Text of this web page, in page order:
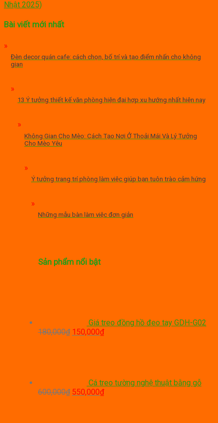
Nhật 2025)
Bài viết mới nhất
Đèn decor quán cafe: cách chọn, bố trí và tạo điểm nhấn cho không
gian
13 Ý tưởng thiết kế văn phòng hiện đại hợp xu hướng nhất hiện nay
Không Gian Cho Mèo: Cách Tạo Nơi Ở Thoải Mái Và Lý Tưởng
Cho Mèo Yêu
Ý tưởng trang trí phòng làm việc giúp bạn tuôn trào cảm hứng
Những mẫu bàn làm việc đơn giản
Sản phẩm nổi bật
Giá treo đồng hồ đeo tay GDH-G02
180,000₫ Giá
150,000₫Giá
Cá treo tường nghệ thuật bằng gỗ
600,000₫ Giá
550,000₫Giá